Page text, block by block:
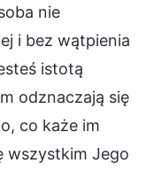
nie
i bez wątpienia
istotą
odznaczają się
co każe im
wszystkim Jego